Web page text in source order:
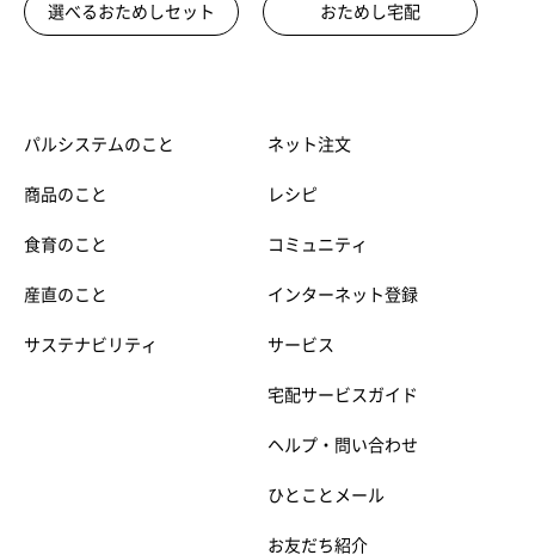
選べるおためしセット おためし宅配
パルシステムのこと
商品のこと
食育のこと
産直のこと
サステナビリティ
ネット注文
レシピ
コミュニティ
インターネット登録
サービス
宅配サービスガイド
ヘルプ・問い合わせ
ひとことメール
お友だち紹介